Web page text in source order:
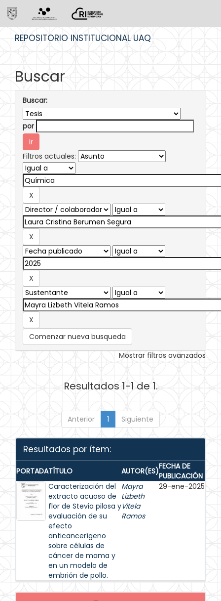
REPOSITORIO INSTITUCIONAL UAQ
Buscar
Buscar:
por
Filtros actuales:
Comenzar nueva busqueda
Mostrar filtros avanzados
Resultados 1-1 de 1.
Anterior 1 Siguiente
Resultados por ítem:
PORTADATÍTULO AUTOR(ES)FECHA DE
PUBLICACIÓN
Caracterización del
extracto acuoso de
flor de Stevia pilosa y
evaluación de su
efecto
anticancerígeno
sobre células de
cáncer de mama y
en un modelo de
embrión de pollo.
Mayra
Lizbeth
Vitela
Ramos
29-ene-2025